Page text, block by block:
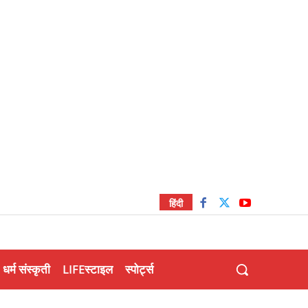
हिंदी
धर्म संस्कृती LIFEस्टाइल स्पोर्ट्स